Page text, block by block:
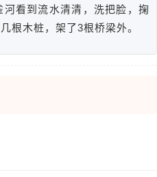
看到流水清清，洗把脸，掬
根木桩，架了3根桥梁外。